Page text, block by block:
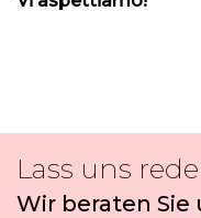
Lass uns
Wir beraten